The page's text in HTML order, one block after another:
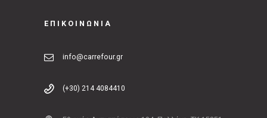
ΕΠΙΚΟΙΝΩΝΙΑ
info@carrefour.gr
(+30) 214 4084410